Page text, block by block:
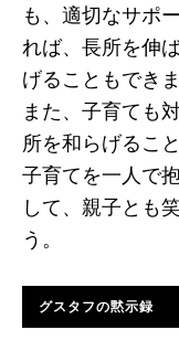
も、適切なサポ
れば、長所を伸
げることもできま
また、子育ても
所を和らげるこ
子育てを一人で
して、親子とも
う。
グスタフの黙示録